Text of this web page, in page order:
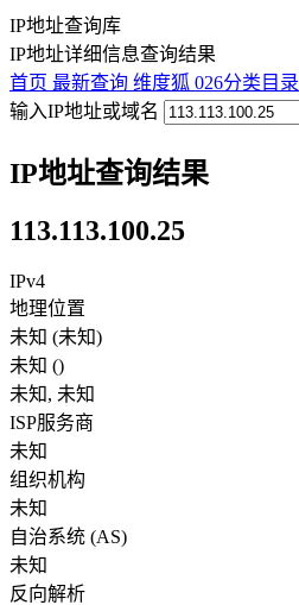
IP地址查询库
IP地址详细信息查询结果
首页 最新查询 维度狐 026分类目录
输入IP地址或域名
IP地址查询结果
113.113.100.25
IPv4
地理位置
未知 (未知)
未知 ()
未知, 未知
ISP服务商
未知
组织机构
未知
自治系统 (AS)
未知
反向解析